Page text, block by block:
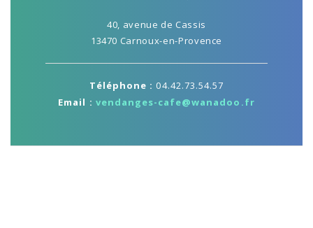
40, avenue de Cassis
13470 Carnoux-en-Provence
Téléphone : 04.42.73.54.57
Email : vendanges-cafe@wanadoo.fr